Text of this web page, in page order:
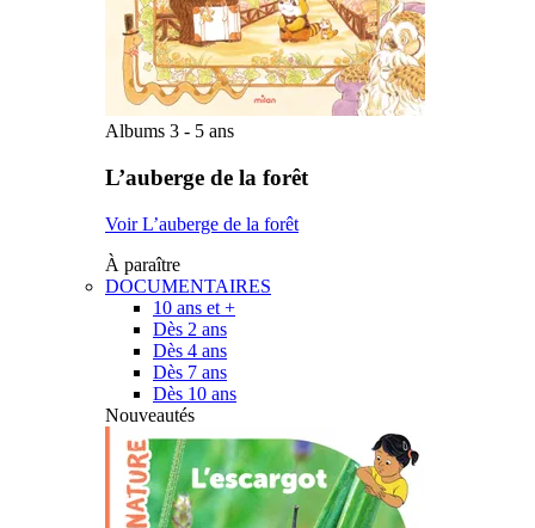
Albums 3 - 5 ans
L’auberge de la forêt
Voir L’auberge de la forêt
À paraître
DOCUMENTAIRES
10 ans et +
Dès 2 ans
Dès 4 ans
Dès 7 ans
Dès 10 ans
Nouveautés